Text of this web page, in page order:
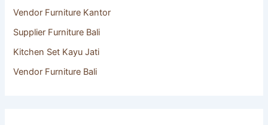
Vendor Furniture Kantor
Supplier Furniture Bali
Kitchen Set Kayu Jati
Vendor Furniture Bali